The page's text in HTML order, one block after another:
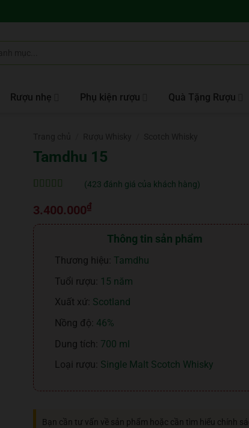
Rượu nhẹ Phụ kiện rượu Quà Tặng Rượu
Tamdhu 15
trênđánh
giá
(423 đánh giá của khách hàng)
3.400.000₫
Thông tin sản phẩm
Thương hiệu: Tamdhu
Tuổi rượu: 15 năm
Xuất xứ: Scotland
Nồng độ: 46%
Dung tích: 700 ml
Loại rượu: Single Malt Scotch Whisky
Bạn cần tư vấn về sản phẩm hoặc cần tìm hiểu chính